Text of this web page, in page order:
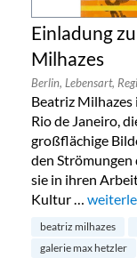
Einladung
Milhazes
Berlin, Lebensart,
Beatriz
Rio de Janeiro,
großflächige
den
sie in ihren
Kultur …
beatriz milhazes
galerie max hetzler